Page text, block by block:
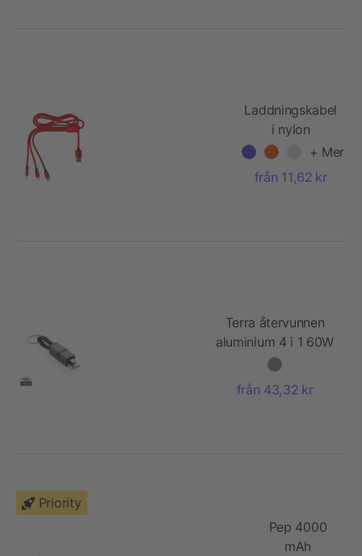
Laddningskabel
i nylon
+ Mer
från 11,62 kr
Terra återvunnen
aluminium 4 i 1 60W
snabbladdningskabel
från 43,32 kr
Priority
Pep 4000
mAh